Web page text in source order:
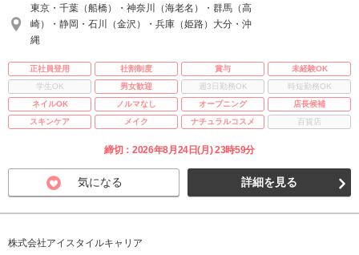
東京・千葉（船橋）・神奈川（海老名）・群馬（高
崎）・静岡・石川（金沢）・兵庫（姫路）大分・沖
縄
正社員登用 社割制度 賞与
未経験OK
学生OK
男女歓迎 週3日勤務OK
時短勤務OK
ネイルOK
ノルマなし オープニング
店長候補
スキンケア
メイク ナチュラルコスメ 百貨店
締切：2026年8月24日(月) 23時59分
気になる 詳細を見る
株式会社アイスタイルキャリア